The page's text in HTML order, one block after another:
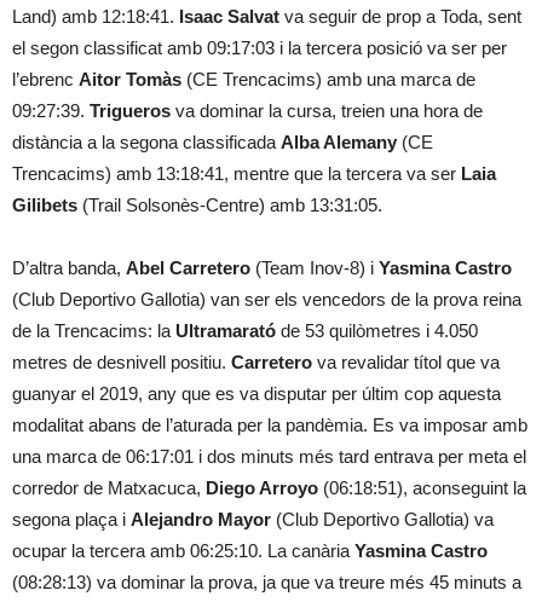
Land) amb 12:18:41. Isaac Salvat va seguir de prop a Toda, sent
el segon classificat amb 09:17:03 i la tercera posició va ser per
l’ebrenc Aitor Tomàs (CE Trencacims) amb una marca de
09:27:39. Trigueros va dominar la cursa, treien una hora de
distància a la segona classificada Alba Alemany (CE
Trencacims) amb 13:18:41, mentre que la tercera va ser Laia
Gilibets (Trail Solsonès-Centre) amb 13:31:05.
D’altra banda, Abel Carretero (Team Inov-8) i Yasmina Castro
(Club Deportivo Gallotia) van ser els vencedors de la prova reina
de la Trencacims: la Ultramarató de 53 quilòmetres i 4.050
metres de desnivell positiu. Carretero va revalidar títol que va
guanyar el 2019, any que es va disputar per últim cop aquesta
modalitat abans de l’aturada per la pandèmia. Es va imposar amb
una marca de 06:17:01 i dos minuts més tard entrava per meta el
corredor de Matxacuca, Diego Arroyo (06:18:51), aconseguint la
segona plaça i Alejandro Mayor (Club Deportivo Gallotia) va
ocupar la tercera amb 06:25:10. La canària Yasmina Castro
(08:28:13) va dominar la prova, ja que va treure més 45 minuts a